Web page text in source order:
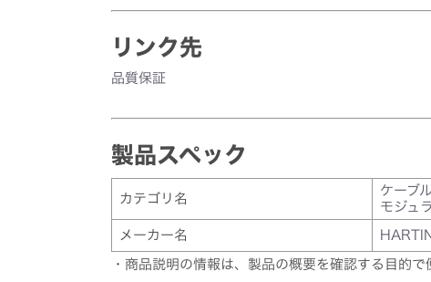
リンク先
品質保証
製品スペック
カテゴリ名
ケーブ
モジュ
メーカー名
・商品説明の情報は、製品の概要を確認する目的で